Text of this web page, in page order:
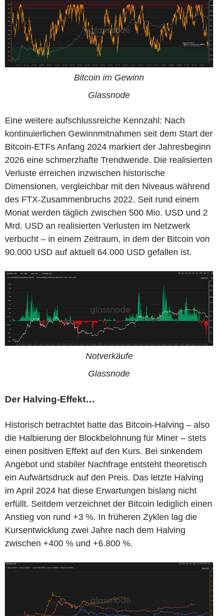
Bitcoin im Gewinn
Glassnode
Eine weitere aufschlussreiche Kennzahl: Nach
kontinuierlichen Gewinnmitnahmen seit dem Start der
Bitcoin-ETFs Anfang 2024 markiert der Jahresbeginn
2026 eine schmerzhafte Trendwende. Die realisierten
Verluste erreichen inzwischen historische
Dimensionen, vergleichbar mit den Niveaus während
des FTX-Zusammenbruchs 2022. Seit rund einem
Monat werden täglich zwischen 500 Mio. USD und 2
Mrd. USD an realisierten Verlusten im Netzwerk
verbucht – in einem Zeitraum, in dem der Bitcoin von
90.000 USD auf aktuell 64.000 USD gefallen ist.
Notverkäufe
Glassnode
Der Halving-Effekt…
Historisch betrachtet hatte das Bitcoin-Halving – also
die Halbierung der Blockbelohnung für Miner – stets
einen positiven Effekt auf den Kurs. Bei sinkendem
Angebot und stabiler Nachfrage entsteht theoretisch
ein Aufwärtsdruck auf den Preis. Das letzte Halving
im April 2024 hat diese Erwartungen bislang nicht
erfüllt. Seitdem verzeichnet der Bitcoin lediglich einen
Anstieg von rund +3 %. In früheren Zyklen lag die
Kursentwicklung zwei Jahre nach dem Halving
zwischen +400 % und +6.800 %.